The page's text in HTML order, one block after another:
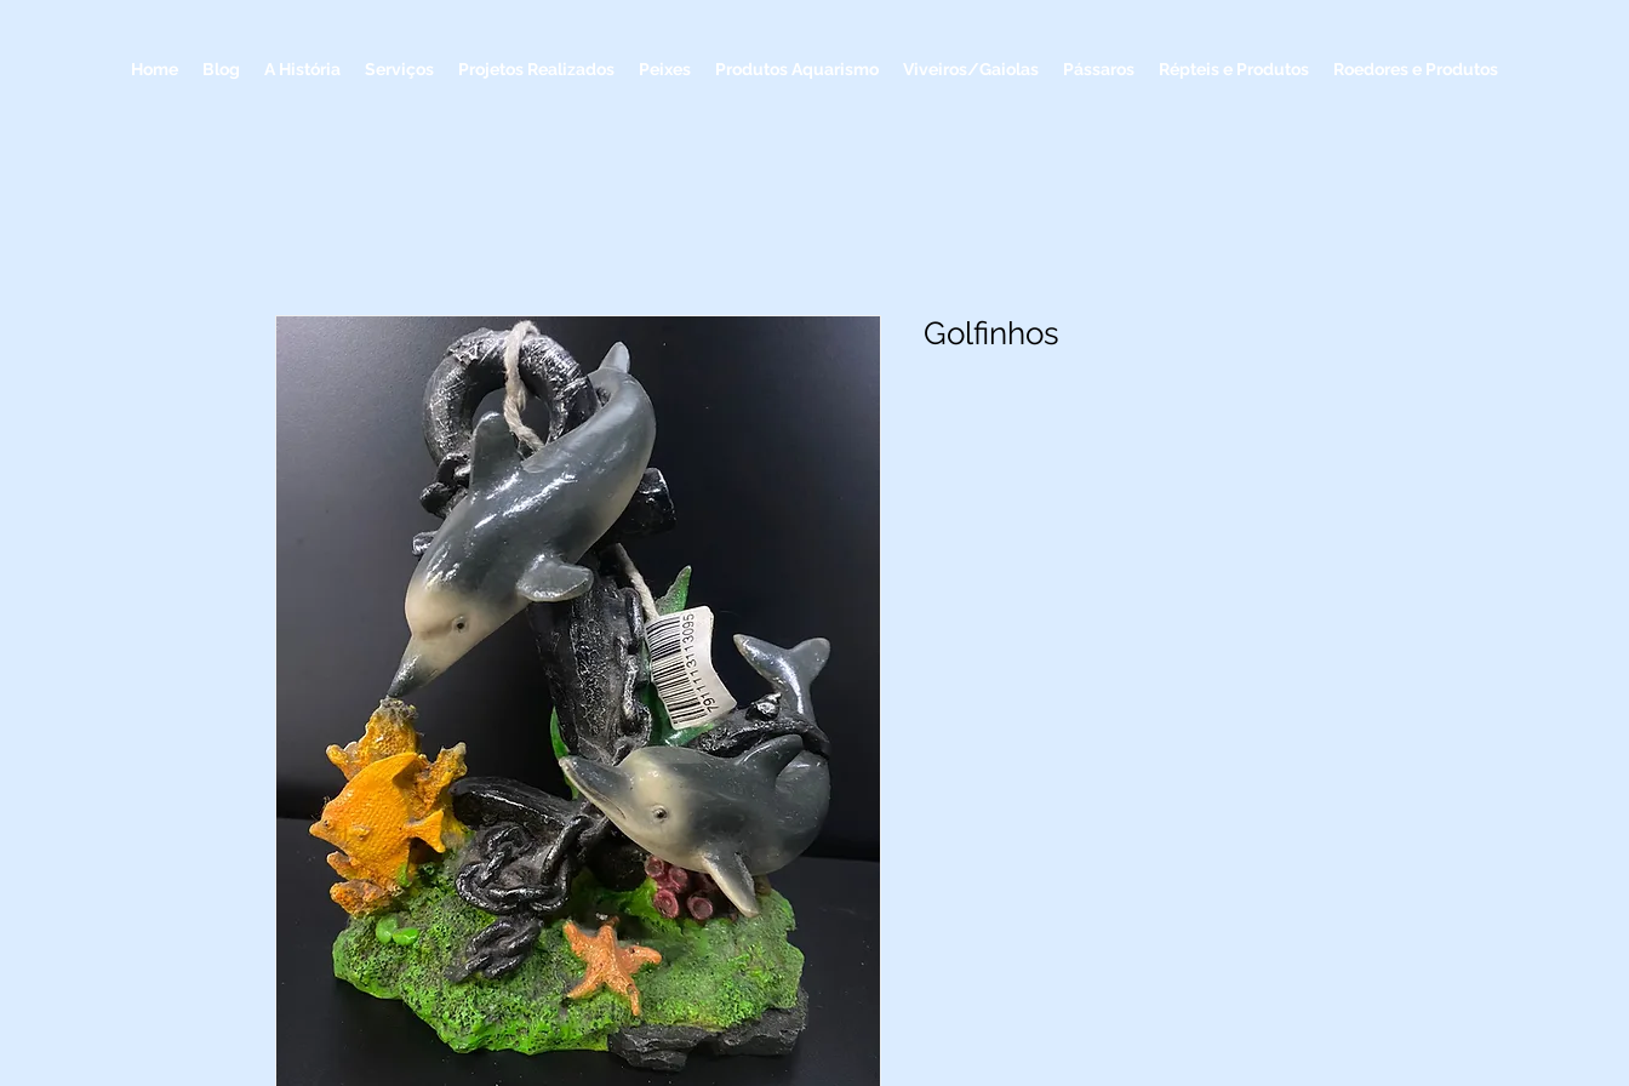
Home Blog A História Serviços Projetos Realizados Peixes Produtos Aquarismo Viveiros/Gaiolas Pássaros Répteis e Produtos Roedores e Produtos
Golfinhos